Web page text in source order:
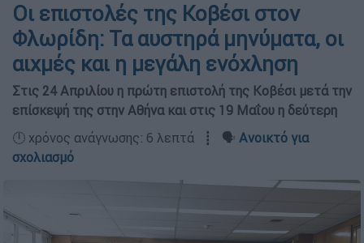
Οι επιστολές της Κοβέσι στον
Φλωρίδη: Τα αυστηρά μηνύματα, οι
αιχμές και η μεγάλη ενόχληση
Στις 24 Απριλίου η πρώτη επιστολή της Κοβέσι μετά την
επίσκεψή της στην Αθήνα και στις 19 Μαΐου η δεύτερη
🕛 χρόνος ανάγνωσης: 6 λεπτά ┋ 🗣️ Ανοικτό για
σχολιασμό